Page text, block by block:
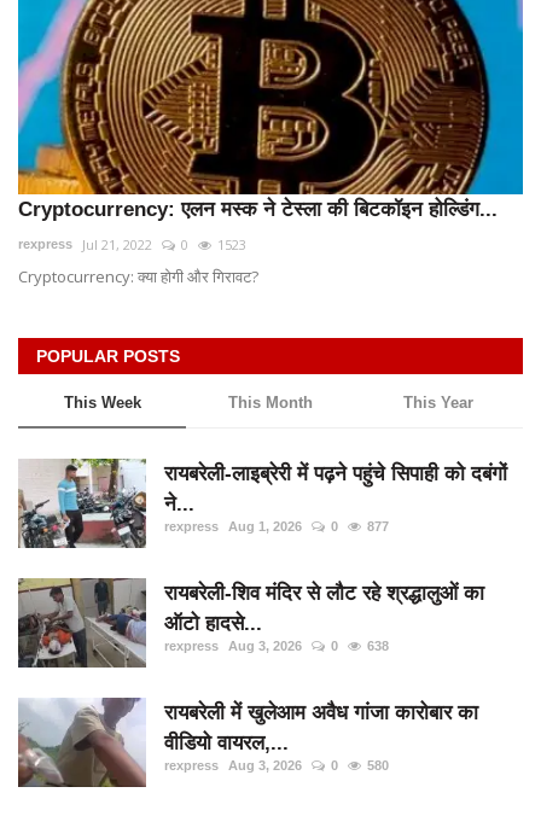
Terms & Conditions
रोजगार समाचार
About US
Privacy Policy
App verify
समस्या
Covid-19
राजनीति
साक्षात्कार
सामाजिक
खेल
latest
प्रशासनिक
दुर्घटना
editors-pick
other
Cryptocurrency: एलन मस्क ने टेस्ला की बिटकॉइन होल्डिंग...
rexpress Jul 21, 2022 0 1523
Cryptocurrency: क्या होगी और गिरावट?
POPULAR POSTS
This Week This Month This Year
रायबरेली-लाइब्रेरी में पढ़ने पहुंचे सिपाही को दबंगों
ने...
rexpress Aug 1, 2026 0 877
रायबरेली-शिव मंदिर से लौट रहे श्रद्धालुओं का
ऑटो हादसे...
rexpress Aug 3, 2026 0 638
रायबरेली में खुलेआम अवैध गांजा कारोबार का
वीडियो वायरल,...
rexpress Aug 3, 2026 0 580